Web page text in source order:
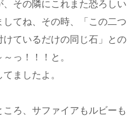
その隣にこれまた恐ろしい
てね、その時、「この二つ
ているだけの同じ石」との
っ！！！と。
てましたよ。
ろ、サファイアもルビーも